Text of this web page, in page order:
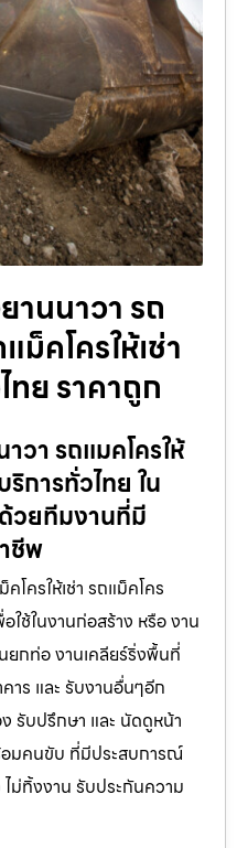
านนาวา รถ
ม็คโครให้เช่า
ย ราคาถูก
วา รถแมคโครให้
ริการทั่วไทย ใน
วยทีมงานที่มี
ชีพ
โครให้เช่า รถแม็คโคร
ใช้ในงานก่อสร้าง หรือ งาน
กท่อ งานเคลียร์ริ่งพื้นที่
ร และ รับงานอื่นๆอีก
รับปรึกษา และ นัดดูหน้า
อมคนขับ ที่มีประสบการณ์
ม่ทิ้งงาน รับประกันความ